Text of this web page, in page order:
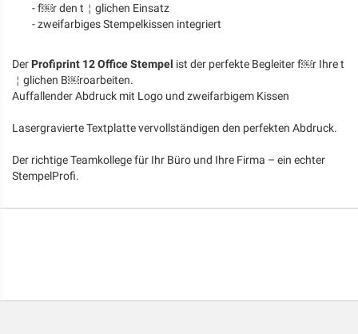
- f￼r den t￤glichen Einsatz
- zweifarbiges Stempelkissen integriert
Der Profiprint 12 Office Stempel ist der perfekte Begleiter f￼r Ihre t
￤glichen B￼roarbeiten.
Auffallender Abdruck mit Logo und zweifarbigem Kissen
Lasergravierte Textplatte vervollständigen den perfekten Abdruck.
Der richtige Teamkollege für Ihr Büro und Ihre Firma – ein echter
StempelProfi.